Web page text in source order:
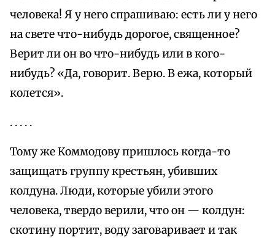
человека! Я у него спрашиваю: есть ли у него
на свете что-нибудь дорогое, священное?
Верит ли он во что-нибудь или в кого-
нибудь? «Да, говорит. Верю. В ежа, который
колется».
. . . . .
Тому же Коммодову пришлось когда-то
защищать группу крестьян, убивших
колдуна. Люди, которые убили этого
человека, твердо верили, что он — колдун:
скотину портит, воду заговаривает и так